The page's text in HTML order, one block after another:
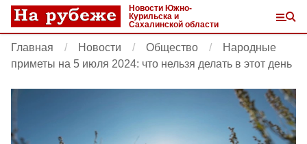
Новости Южно-
Курильска и
Сахалинской области
Главная Новости Общество
Народные
приметы на 5 июля 2024: что нельзя делать в этот день